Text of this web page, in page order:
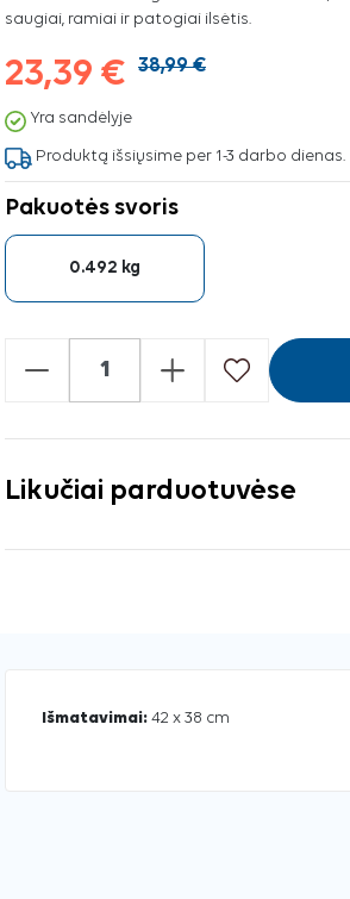
saugiai, ramiai ir patogiai ilsėtis.
23,39 € 38,99 €
Yra sandėlyje
Produktą išsiųsime per 1-3 darbo dienas.
Pakuotės svoris
0.492 kg
- +
Likučiai parduotuvėse
Išmatavimai: 42 x 38 cm